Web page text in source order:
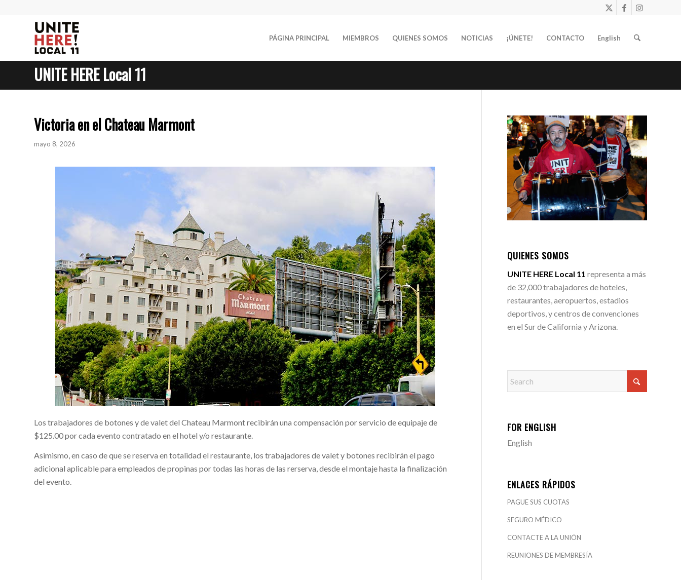
PÁGINA PRINCIPAL MIEMBROS QUIENES SOMOS NOTICIAS ¡ÚNETE! CONTACTO English
UNITE HERE Local 11
Victoria en el Chateau Marmont
mayo 8, 2026
Los trabajadores de botones y de valet del Chateau Marmont recibirán una compensación por servicio de equipaje de
$125.00 por cada evento contratado en el hotel y/o restaurante.
Asimismo, en caso de que se reserva en totalidad el restaurante, los trabajadores de valet y botones recibirán el pago
adicional aplicable para empleados de propinas por todas las horas de las rerserva, desde el montaje hasta la finalización
del evento.
QUIENES SOMOS
UNITE HERE Local 11 representa a más
de 32,000 trabajadores de hoteles,
restaurantes, aeropuertos, estadios
deportivos, y centros de convenciones
en el Sur de California y Arizona.
FOR ENGLISH
English
ENLACES RÁPIDOS
PAGUE SUS CUOTAS
SEGURO MÉDICO
CONTACTE A LA UNIÓN
REUNIONES DE MEMBRESÍA